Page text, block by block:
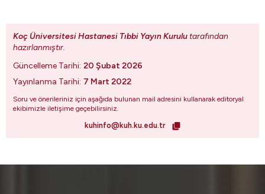
Koç Üniversitesi Hastanesi Tıbbi Yayın Kurulu tarafından
hazırlanmıştır.
Güncelleme Tarihi: 20 Şubat 2026
Yayınlanma Tarihi: 7 Mart 2022
Soru ve önerileriniz için aşağıda bulunan mail adresini kullanarak editoryal
ekibimizle iletişime geçebilirsiniz.
kuhinfo@kuh.ku.edu.tr